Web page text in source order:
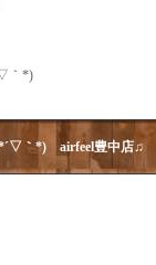
｀*)
｀*) airfeel豊中店♫